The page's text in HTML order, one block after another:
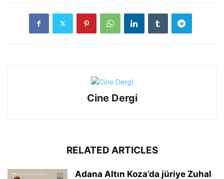
Cine Dergi
RELATED ARTICLES
Adana Altın Koza’da jüriye Zuhal